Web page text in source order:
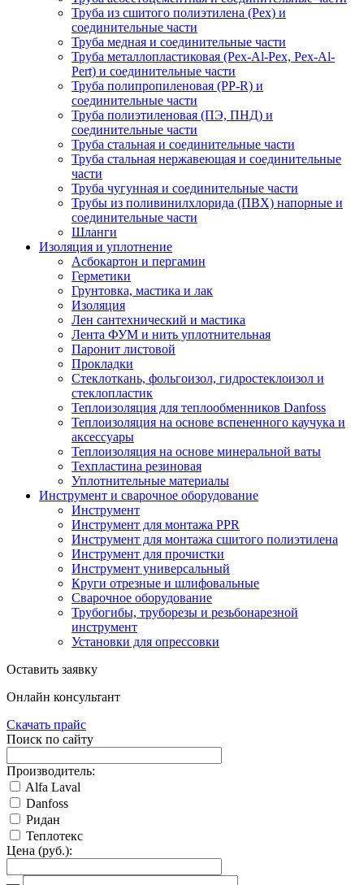
Труба из сшитого полиэтилена (Pex) и
соединительные части
Труба медная и соединительные части
Труба металлопластиковая (Pex-Al-Pex, Pex-Al-
Pert) и соединительные части
Труба полипропиленовая (PP-R) и
соединительные части
Труба полиэтиленовая (ПЭ, ПНД) и
соединительные части
Труба стальная и соединительные части
Труба стальная нержавеющая и соединительные
части
Труба чугунная и соединительные части
Трубы из поливинилхлорида (ПВХ) напорные и
соединительные части
Шланги
Изоляция и уплотнение
Асбокартон и пергамин
Герметики
Грунтовка, мастика и лак
Изоляция
Лен сантехнический и мастика
Лента ФУМ и нить уплотнительная
Паронит листовой
Прокладки
Стеклоткань, фольгоизол, гидростеклоизол и
стеклопластик
Теплоизоляция для теплообменников Danfoss
Теплоизоляция на основе вспененного каучука и
аксессуары
Теплоизоляция на основе минеральной ваты
Техпластина резиновая
Уплотнительные материалы
Инструмент и сварочное оборудование
Инструмент
Инструмент для монтажа PPR
Инструмент для монтажа сшитого полиэтилена
Инструмент для прочистки
Инструмент универсальный
Круги отрезные и шлифовальные
Сварочное оборудование
Трубогибы, труборезы и резьбонарезной
инструмент
Установки для опрессовки
Оставить заявку
Онлайн консультант
Скачать прайс
Поиск по сайту
Производитель:
Alfa Laval
Danfoss
Ридан
Теплотекс
Цена (руб.):